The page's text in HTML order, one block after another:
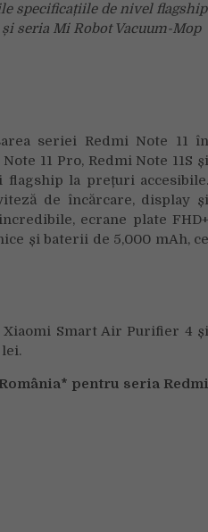
specificațiile de nivel flagship
seria Mi Robot Vacuum-Mop
seriei Redmi Note 11 în
11 Pro, Redmi Note 11S și
la prețuri accesibile.
de încărcare, display și
ecrane plate FHD+
și baterii de 5,000 mAh, ce
Xiaomi Smart Air Purifier 4 și
pentru seria Redmi